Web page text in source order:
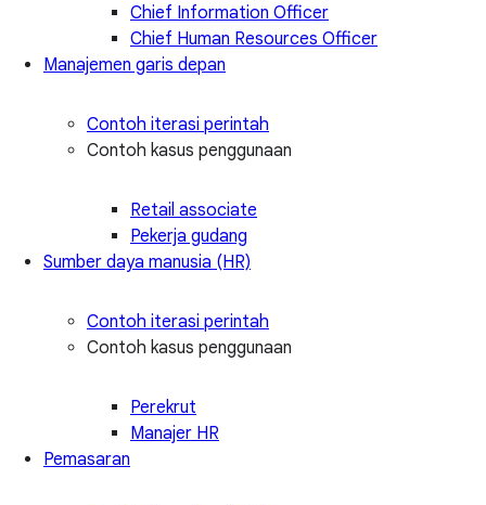
Chief Information Officer
Chief Human Resources Officer
Manajemen garis depan
Contoh iterasi perintah
Contoh kasus penggunaan
Retail associate
Pekerja gudang
Sumber daya manusia (HR)
Contoh iterasi perintah
Contoh kasus penggunaan
Perekrut
Manajer HR
Pemasaran